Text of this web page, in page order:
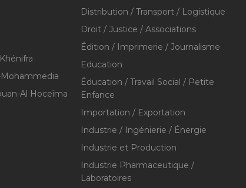
Mohammedia
Al Hoceïma
Distribution / Transport / Logistique
Droit / Justice / Associations
Édition / Imprimerie / Journalisme
Education
Éducation / Travail Social / Petite
Enfance
Importation / Exportation
Industrie / Ingénierie / Énergie
Industrie et Production
Industrie Pharmaceutique /
Laboratoires